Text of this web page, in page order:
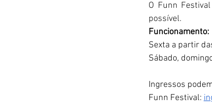
O Funn
possível.
Funcionamento:
Sexta a partir
Sábado,
Ingressos
Funn Festival: